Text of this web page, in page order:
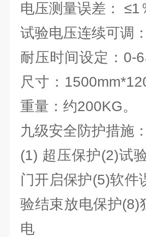
电压测量误差： ≤1
试验电压连续可调
耐压时间设定：0-
尺寸：
重量：约200KG。
九级安全防护措施：
(1) 超压保护(2)试
门开启保护(5)软件
验结束放电保护(8)
电